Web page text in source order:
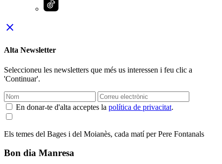
close
Alta Newsletter
Seleccioneu les newsletters que més us interessen i feu clic a
'Continuar'.
En donar-te d'alta acceptes la política de privacitat.
Els temes del Bages i del Moianès, cada matí per Pere Fontanals
Bon dia Manresa